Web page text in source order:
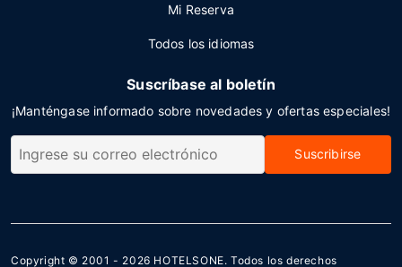
Mi Reserva
Todos los idiomas
Suscríbase al boletín
¡Manténgase informado sobre novedades y ofertas especiales!
Suscribirse
Copyright © 2001 - 2026 HOTELSONE. Todos los derechos